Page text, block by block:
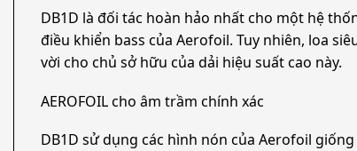
DB1D là đối tác hoàn hảo nhất cho một hệ
điều khiển bass của Aerofoil. Tuy nhiên, loa
vời cho chủ sở hữu của dải hiệu suất cao này.
AEROFOIL cho âm trầm chính xác
DB1D sử dụng các hình nón của Aerofoil